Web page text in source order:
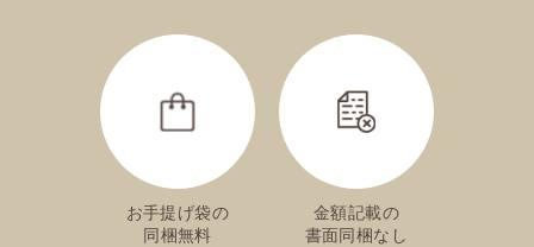
お手提げ袋の
同梱無料
金額記載の
書面同梱なし